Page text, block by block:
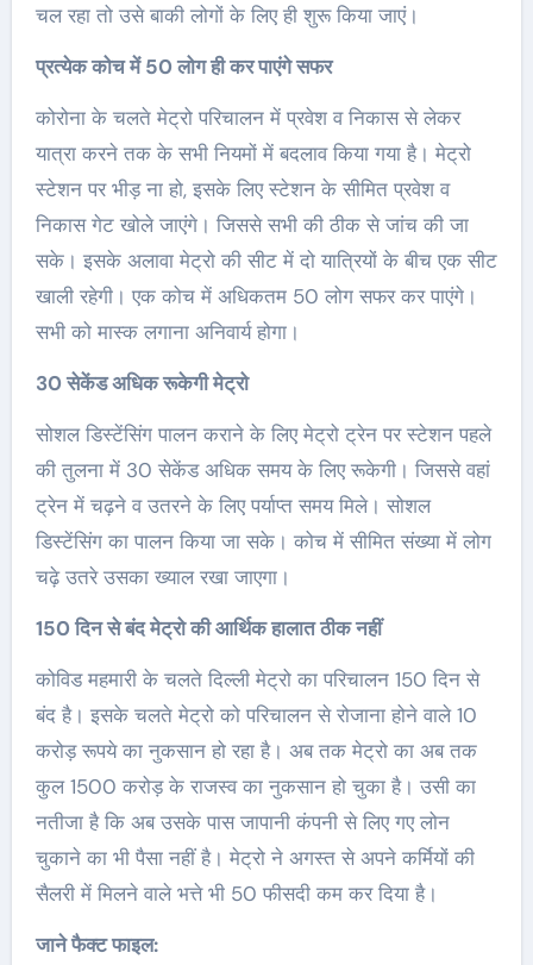
चल रहा तो उसे बाकी लोगों के लिए ही शुरू किया जाएं।
प्रत्येक कोच में 50 लोग ही कर पाएंगे सफर
कोरोना के चलते मेट्रो परिचालन में प्रवेश व निकास से लेकर
यात्रा करने तक के सभी नियमों में बदलाव किया गया है। मेट्रो
स्टेशन पर भीड़ ना हो, इसके लिए स्टेशन के सीमित प्रवेश व
निकास गेट खोले जाएंगे। जिससे सभी की ठीक से जांच की जा
सके। इसके अलावा मेट्रो की सीट में दो यात्रियों के बीच एक सीट
खाली रहेगी। एक कोच में अधिकतम 50 लोग सफर कर पाएंगे।
सभी को मास्क लगाना अनिवार्य होगा।
30 सेकेंड अधिक रूकेगी मेट्रो
सोशल डिस्टेंसिंग पालन कराने के लिए मेट्रो ट्रेन पर स्टेशन पहले
की तुलना में 30 सेकेंड अधिक समय के लिए रूकेगी। जिससे वहां
ट्रेन में चढ़ने व उतरने के लिए पर्याप्त समय मिले। सोशल
डिस्टेंसिंग का पालन किया जा सके। कोच में सीमित संख्या में लोग
चढ़े उतरे उसका ख्याल रखा जाएगा।
150 दिन से बंद मेट्रो की आर्थिक हालात ठीक नहीं
कोविड महमारी के चलते दिल्ली मेट्रो का परिचालन 150 दिन से
बंद है। इसके चलते मेट्रो को परिचालन से रोजाना होने वाले 10
करोड़ रूपये का नुकसान हो रहा है। अब तक मेट्रो का अब तक
कुल 1500 करोड़ के राजस्व का नुकसान हो चुका है। उसी का
नतीजा है कि अब उसके पास जापानी कंपनी से लिए गए लोन
चुकाने का भी पैसा नहीं है। मेट्रो ने अगस्त से अपने कर्मियों की
सैलरी में मिलने वाले भत्ते भी 50 फीसदी कम कर दिया है।
जाने फैक्ट फाइल: